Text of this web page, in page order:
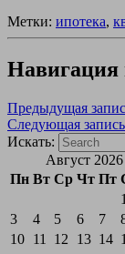
Метки: ипотека,
Навигация
Предыдущая
Следующая запись
Искать:
Август 2026
Пн Вт Ср Чт Пт
1
3
4 5 6 7
10 11 12 13 14